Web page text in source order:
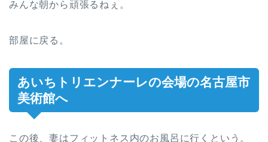
みんな朝から頑張るねぇ。
部屋に戻る。
あいちトリエンナーレの会場の名古屋市
美術館へ
この後、妻はフィットネス内のお風呂に行くという。